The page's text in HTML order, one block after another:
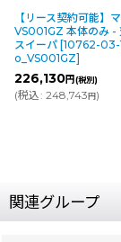
マキタ VC013GZ 本
- 充電式小型集じん機
連動モデル [11189-03-
o_VC013GZ]
39,980円(税別)
(税込: 43,978円)
関連グループ